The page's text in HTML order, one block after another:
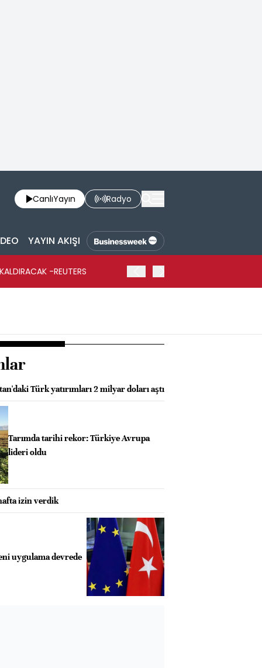
CanlıYayın Radyo
YAYIN AKIŞI
-REUTERS
Türk yatırımları 2 milyar doları aştı
Tarımda tarihi rekor: Türkiye Avrupa
lideri oldu
izin verdik
uygulama devrede